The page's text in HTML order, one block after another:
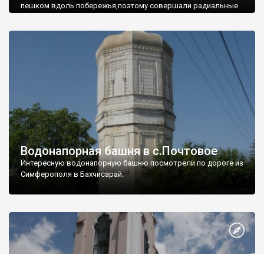
пешком вдоль побережья,поэтому совершали радиальные
Водонапорная башня в с.Почтовое
Интересную водонапорную башню посмотрели по дороге из
Симферополя в Бахчисарай.